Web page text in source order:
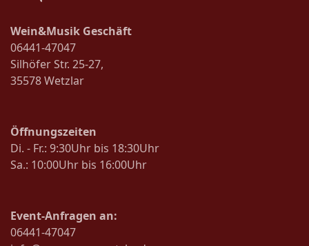
Wein&Musik Geschäft
06441-47047
Silhöfer Str. 25-27,
35578 Wetzlar
Öffnungszeiten
Di. - Fr.: 9:30Uhr bis 18:30Uhr
Sa.: 10:00Uhr bis 16:00Uhr
Event-Anfragen an:
06441-47047